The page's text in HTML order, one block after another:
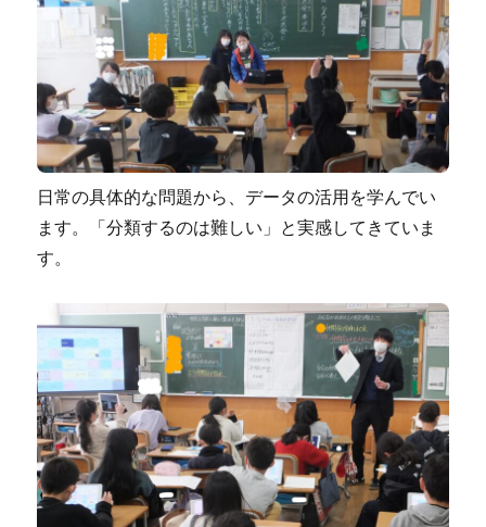
日常の具体的な問題から、データの活用を学んでい
ます。「分類するのは難しい」と実感してきていま
す。